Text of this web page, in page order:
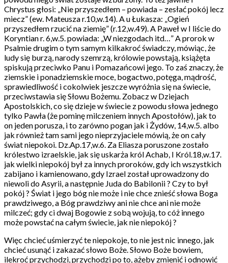
Chrystus głosi: „Nie przyszedłem – powiada – zesłać pokój lecz
miecz” (ew. Mateusza r.10,w.14). A u Łukasza: „Ogień
przyszedłem rzucić na ziemię” (r.12,w.49). A Paweł w I liście do
Koryntian r. 6,w.5. powiada: „W niezgodach itd…” A prorok w
Psalmie drugim o tym samym kilkakroć świadczy, mówiąc, że
ludy się burzą, narody szemrzą, królowie powstają, książęta
spiskują przeciwko Panu i Pomazańcowi jego. To zaś znaczy, że
ziemskie i ponadziemskie moce, bogactwo, potęga, mądrość,
sprawiedliwość i cokolwiek jeszcze wyróżnia się na świecie,
przeciwstawia się Słowu Bożemu. Zobacz w Dziejach
Apostolskich, co się dzieje w świecie z powodu słowa jednego
tylko Pawła (że pominę milczeniem innych Apostołów), jak to
on jeden porusza, i to zarówno pogan jak i Żydów, 14,w.5. albo
jak również tam sami jego nieprzyjaciele mówią, że on cały
świat niepokoi. Dz.Ap.17,w.6. Za Eliasza poruszone zostało
królestwo izraelskie, jak się uskarża król Achab, I Król.18,w.17.
jak wielki niepokój był za innych proroków, gdy ich wszystkich
zabijano i kamienowano, gdy Izrael został uprowadzony do
niewoli do Asyrii, a następnie Juda do Babilonii ? Czy to był
pokój ? Świat i jego bóg nie może i nie chce znieść słowa Boga
prawdziwego, a Bóg prawdziwy ani nie chce ani nie może
milczeć; gdy ci dwaj Bogowie z sobą wojują, to cóż innego
może powstać na całym świecie, jak nie niepokój ?
Więc chcieć uśmierzyć te niepokoje, to nie jest nic innego, jak
chcieć usunąć i zakazać słowo Boże. Słowo Boże bowiem,
ilekroć przychodzi, przychodzi po to, ażeby zmienić i odnowić